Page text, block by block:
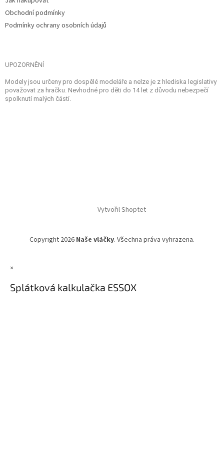
Obchodní podmínky
Podmínky ochrany osobních údajů
UPOZORNĚNÍ
Modely jsou určeny pro dospělé modeláře a nelze je z hlediska legislativy
považovat za hračku. Nevhodné pro děti do 14 let z důvodu nebezpečí
spolknutí malých částí.
Vytvořil Shoptet
Copyright 2026 Naše vláčky. Všechna práva vyhrazena.
×
Splátková kalkulačka ESSOX